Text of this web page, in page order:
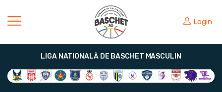
Login
LIGA NATIONALĂ DE BASCHET MASCULIN